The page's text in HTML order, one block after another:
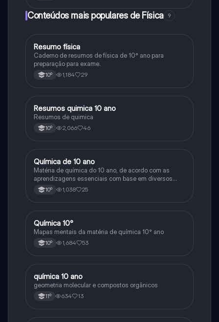
Conteúdos mais populares de Física 9
Física
Resumo física
Caderno de resumos de física de 10° ano para
preparação para exame.
10º 1,184 29
Química
Resumos quimica 10 ano
Resumos de quimica
10º 2,066 46
Química
Química de 10 ano
Matéria de química do 10 ano, de acordo com as
aprendizagens essenciais com base em diversos
recursos de modo a ser o mais completo possível.
Espero que isto ajude outros tanto quanto me ajudou a
10º 1,038 25
Química
Química 10°
Mapas mentais da matéria de química 10° ano
10º 1,684 53
Química
química 10 ano
geometria molecular e compostos orgânicos
11º 634 13